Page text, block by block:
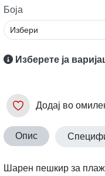
Боја
Изберете ја
Додај во
Опис
Шарен пешкир за